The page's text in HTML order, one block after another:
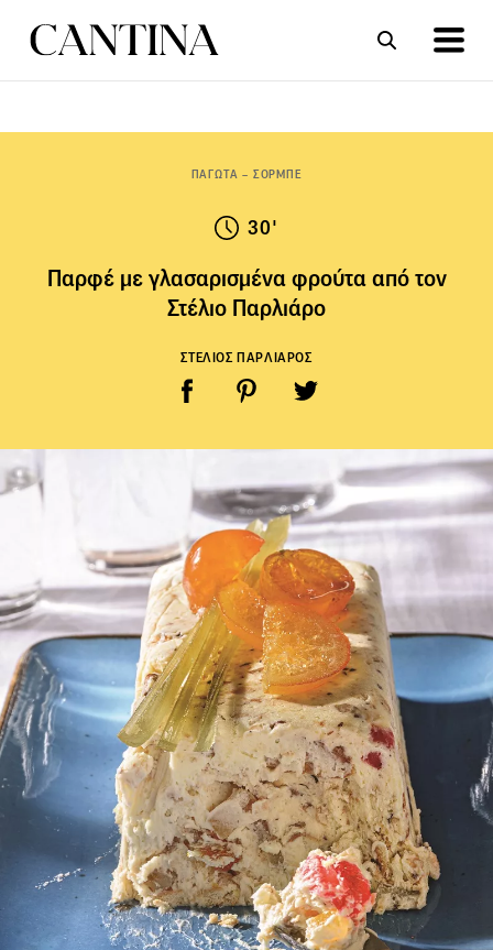
ΠΑΓΩΤΑ – ΣΟΡΜΠΕ
30'
Παρφέ με γλασαρισμένα φρούτα από τον
Στέλιο Παρλιάρο
ΣΤΕΛΙΟΣ ΠΑΡΛΙΑΡΟΣ